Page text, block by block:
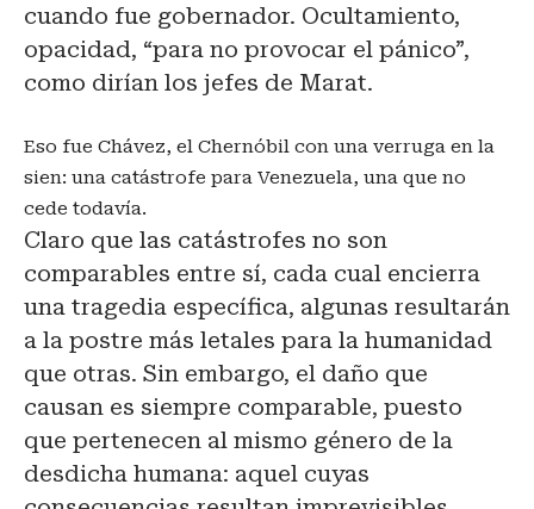
cuando fue gobernador. Ocultamiento,
opacidad, “para no provocar el pánico”,
como dirían los jefes de Marat.
Eso fue Chávez, el Chernóbil con una verruga en la
sien: una catástrofe para Venezuela, una que no
cede todavía.
Claro que las catástrofes no son
comparables entre sí, cada cual encierra
una tragedia específica, algunas resultarán
a la postre más letales para la humanidad
que otras. Sin embargo, el daño que
causan es siempre comparable, puesto
que pertenecen al mismo género de la
desdicha humana: aquel cuyas